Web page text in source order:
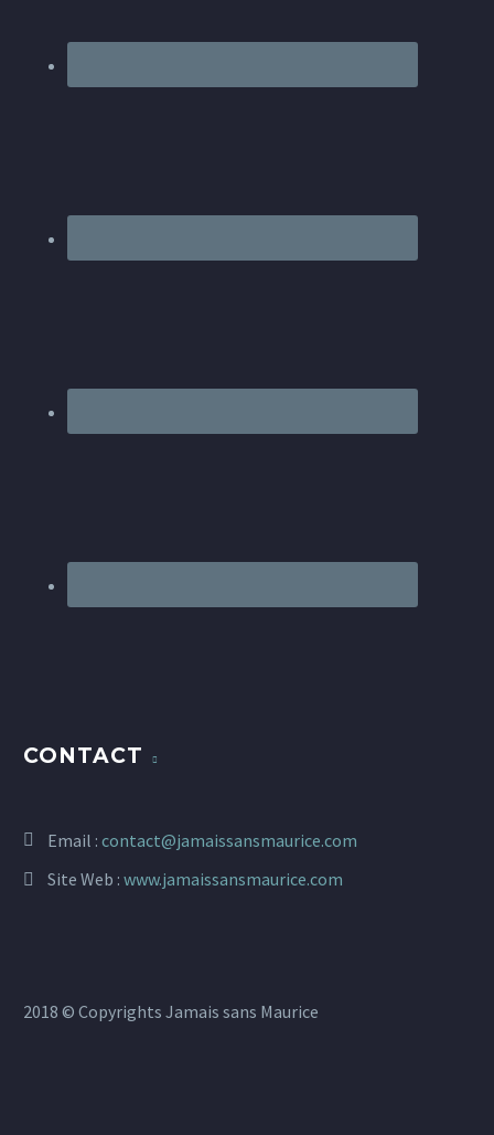
CONTACT
Email : contact@jamaissansmaurice.com
Site Web : www.jamaissansmaurice.com
2018 © Copyrights Jamais sans Maurice